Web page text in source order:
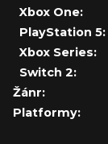
Xbox One:
PlayStation 5:
Xbox Series:
Switch 2:
Žánr:
Platformy: